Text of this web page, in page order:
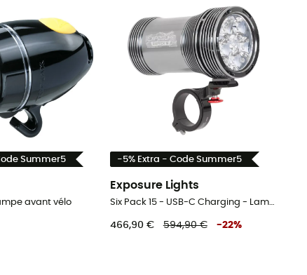
Summer5
avant vélo
-5% Extra - Code Summer5
Exposure Lights
Six Pack 15 - USB-C Charging - Lampe avant vélo
466,90 € 594,90 € -22%